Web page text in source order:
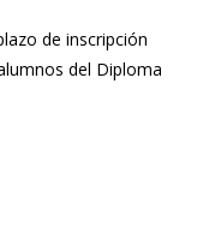
de inscripción
del Diploma